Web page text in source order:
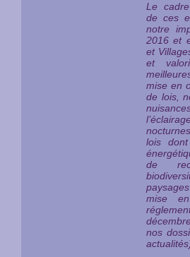
Le
de ces
notre
2016 et
et
et
mise en
de lois,
lois
de
mise
nos